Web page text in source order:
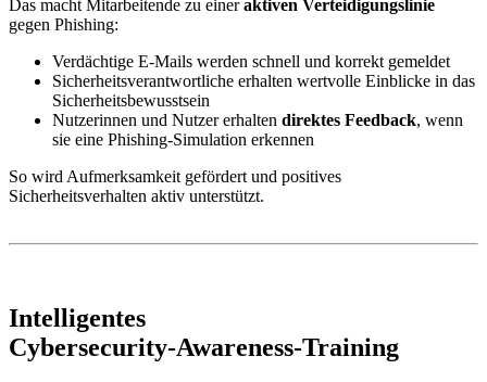
Das macht Mitarbeitende zu eineraktiven Verteidigungslinie
gegen Phishing:
Verdächtige E-Mails werden schnell und korrekt gemeldet
Sicherheitsverantwortliche erhalten wertvolle Einblicke in das
Sicherheitsbewusstsein
Nutzerinnen und Nutzer erhalten direktes Feedback, wenn
sie eine Phishing‑Simulation erkennen
So wird Aufmerksamkeit gefördert und positives
Sicherheitsverhalten aktiv unterstützt.
Intelligentes
Cybersecurity‑Awareness‑Training